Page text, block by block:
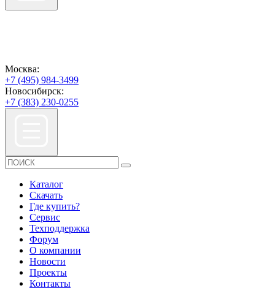
Москва:
+7 (495) 984-3499
Новосибирск:
+7 (383) 230-0255
Каталог
Скачать
Где купить?
Сервис
Техподдержка
Форум
О компании
Новости
Проекты
Контакты